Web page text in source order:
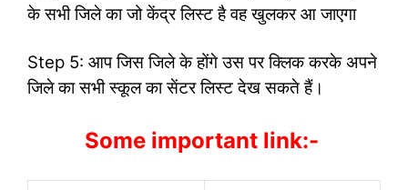
के सभी जिले का जो केंद्र लिस्ट है वह खुलकर आ जाएगा
Step 5: आप जिस जिले के होंगे उस पर क्लिक करके अपने
जिले का सभी स्कूल का सेंटर लिस्ट देख सकते हैं।
Some important link:-